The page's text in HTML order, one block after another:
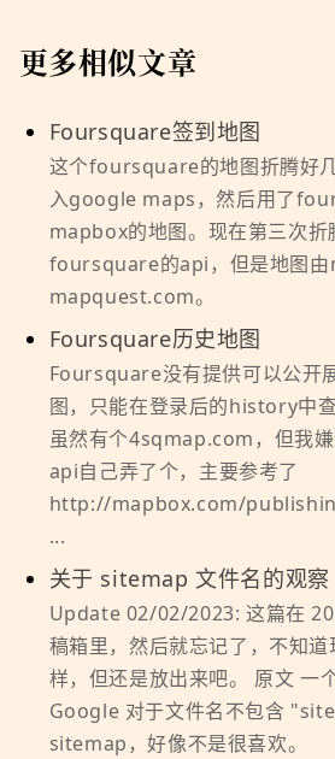
更多相似文章
Foursquare签到地图
这个foursquare的地图折腾好
入google maps，然后用了
mapbox的地图。现在第三次折
foursquare的api，但是地图
mapquest.com。
Foursquare历史地图
Foursquare没有提供可以公开
图，只能在登录后的history中
虽然有个4sqmap.com，但我
api自己弄了个，主要参考了
http://mapbox.com/
...
关于 sitemap 文件名的观察
Update 02/02/2023: 这篇在
稿箱里，然后就忘记了，不知
样，但还是放出来吧。 原文 一
Google 对于文件名不包含
sitemap，好像不是很喜欢。